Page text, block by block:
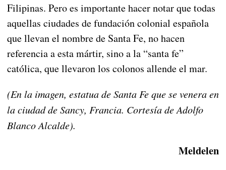
Filipinas. Pero es importante hacer notar que todas
aquellas ciudades de fundación colonial española
que llevan el nombre de Santa Fe, no hacen
referencia a esta mártir, sino a la “santa fe”
católica, que llevaron los colonos allende el mar.
(En la imagen, estatua de Santa Fe que se venera en
la ciudad de Sancy, Francia. Cortesía de Adolfo
Blanco Alcalde).
Meldelen